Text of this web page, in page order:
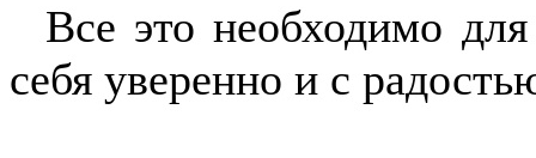
Все это необходимо
себя уверенно и с